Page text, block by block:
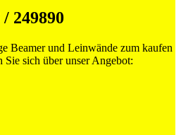
249890
Beamer und Leinwände zum kaufen
sich über unser Angebot: